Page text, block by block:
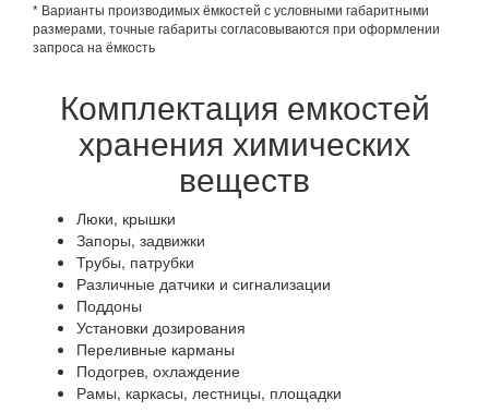
* Варианты производимых ёмкостей с условными габаритными
размерами, точные габариты согласовываются при оформлении
запроса на ёмкость
Комплектация емкостей
хранения химических
веществ
Люки, крышки
Запоры, задвижки
Трубы, патрубки
Различные датчики и сигнализации
Поддоны
Установки дозирования
Переливные карманы
Подогрев, охлаждение
Рамы, каркасы, лестницы, площадки